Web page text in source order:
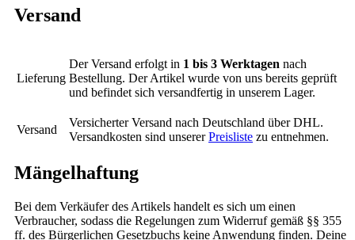
Versand
Lieferung
Der Versand erfolgt in 1 bis 3 Werktagen nach
Bestellung. Der Artikel wurde von uns bereits geprüft
und befindet sich versandfertig in unserem Lager.
Versand
Versicherter Versand nach Deutschland über DHL.
Versandkosten sind unsererPreisliste zu entnehmen.
Mängelhaftung
Bei dem Verkäufer des Artikels handelt es sich um einen
Verbraucher, sodass die Regelungen zum Widerruf gemäß §§ 355
ff. des Bürgerlichen Gesetzbuchs keine Anwendung finden. Deine